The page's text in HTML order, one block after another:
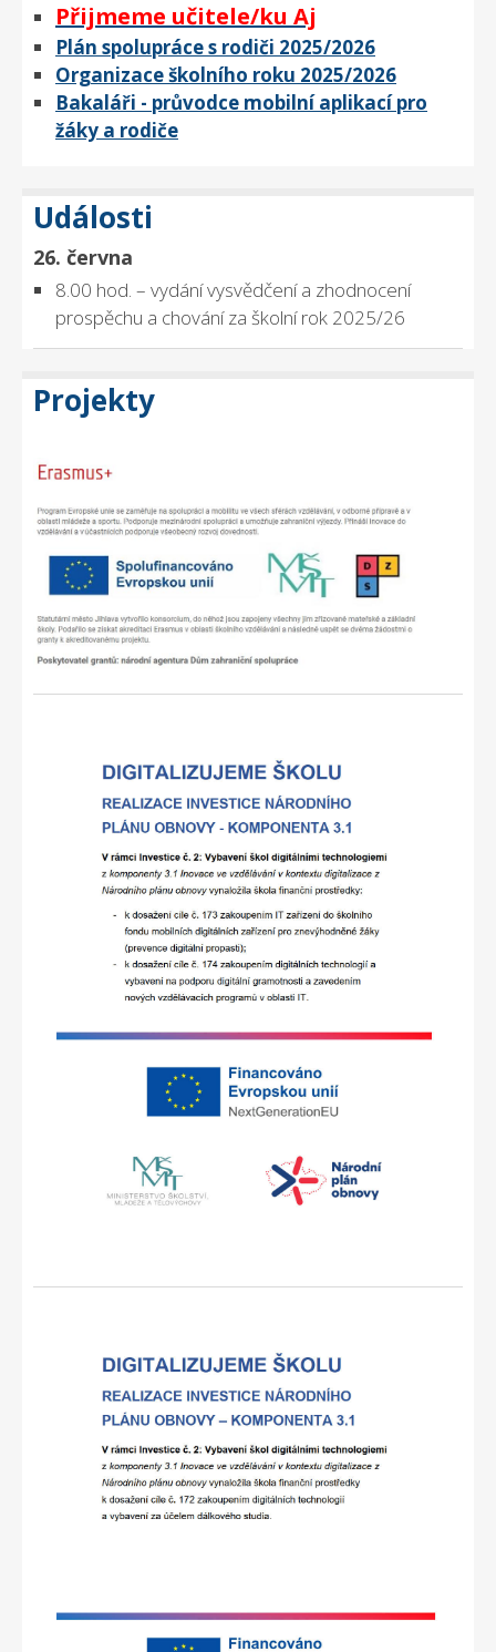
Přijmeme učitele/ku Aj
Plán spolupráce s rodiči 2025/2026
Organizace školního roku 2025/2026
Bakaláři - průvodce mobilní aplikací pro
žáky a rodiče
Události
26. června
8.00 hod. – vydání vysvědčení a zhodnocení
prospěchu a chování za školní rok 2025/26
Projekty